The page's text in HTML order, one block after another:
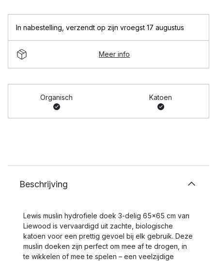
In nabestelling verzendt op zijn vroegst 17 augustus
Meer info
Organisch Katoen
Beschrijving
Lewis muslin hydrofiele doek 3-delig 65x65 cm van
Liewood is vervaardigd uit zachte, biologische
katoen voor een prettig gevoel bij elk gebruik. Deze
muslin doeken zijn perfect om mee af te drogen, in
te wikkelen of mee te spelen – een veelzijdige